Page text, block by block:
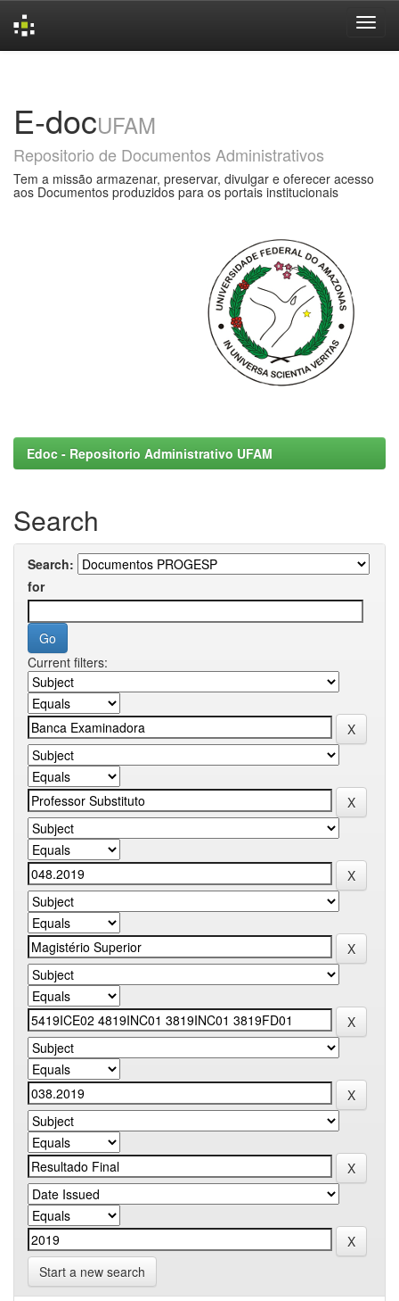
E-docUFAM
Repositorio de Documentos Administrativos
Tem a missão armazenar, preservar, divulgar e oferecer acesso
aos Documentos produzidos para os portais institucionais
Edoc - Repositorio Administrativo UFAM
Search
Search:
for
Current filters:
Start a new search